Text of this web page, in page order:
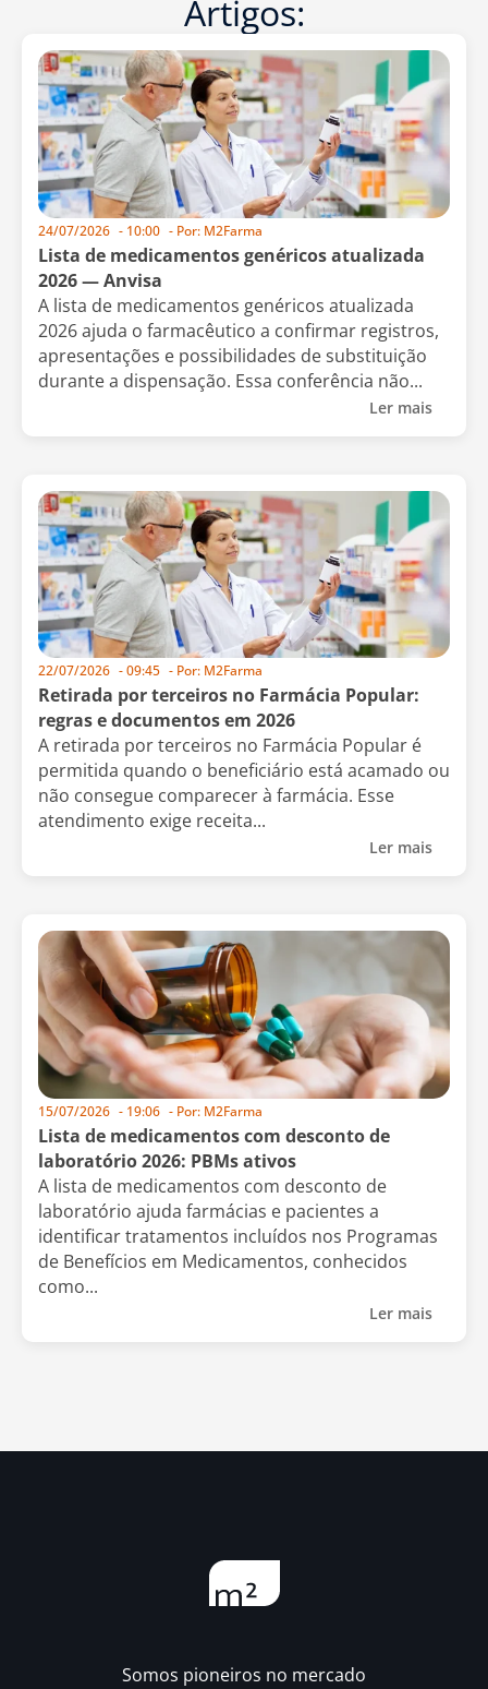
Artigos:
24/07/2026 - 10:00 - Por: M2Farma
Lista de medicamentos genéricos atualizada
2026 — Anvisa
A lista de medicamentos genéricos atualizada
2026 ajuda o farmacêutico a confirmar registros,
apresentações e possibilidades de substituição
durante a dispensação. Essa conferência não...
Ler mais
22/07/2026 -09:45 - Por: M2Farma
Retirada por terceiros no Farmácia Popular:
regras e documentos em 2026
A retirada por terceiros no Farmácia Popular é
permitida quando o beneficiário está acamado ou
não consegue comparecer à farmácia. Esse
atendimento exige receita...
Ler mais
15/07/2026 - 19:06 - Por: M2Farma
Lista de medicamentos com desconto de
laboratório 2026: PBMs ativos
A lista de medicamentos com desconto de
laboratório ajuda farmácias e pacientes a
identificar tratamentos incluídos nos Programas
de Benefícios em Medicamentos, conhecidos
como...
Ler mais
Somos pioneiros no mercado